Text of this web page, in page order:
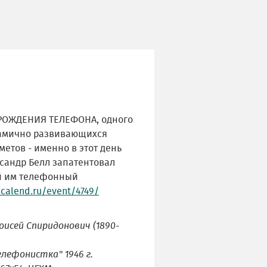
ТЕЛЕФОНА, одного
развивающихся
- именно в этот день
Белл запатентовал
им телефонный
event/4749/
Спиридонович (1890-
1946 г.